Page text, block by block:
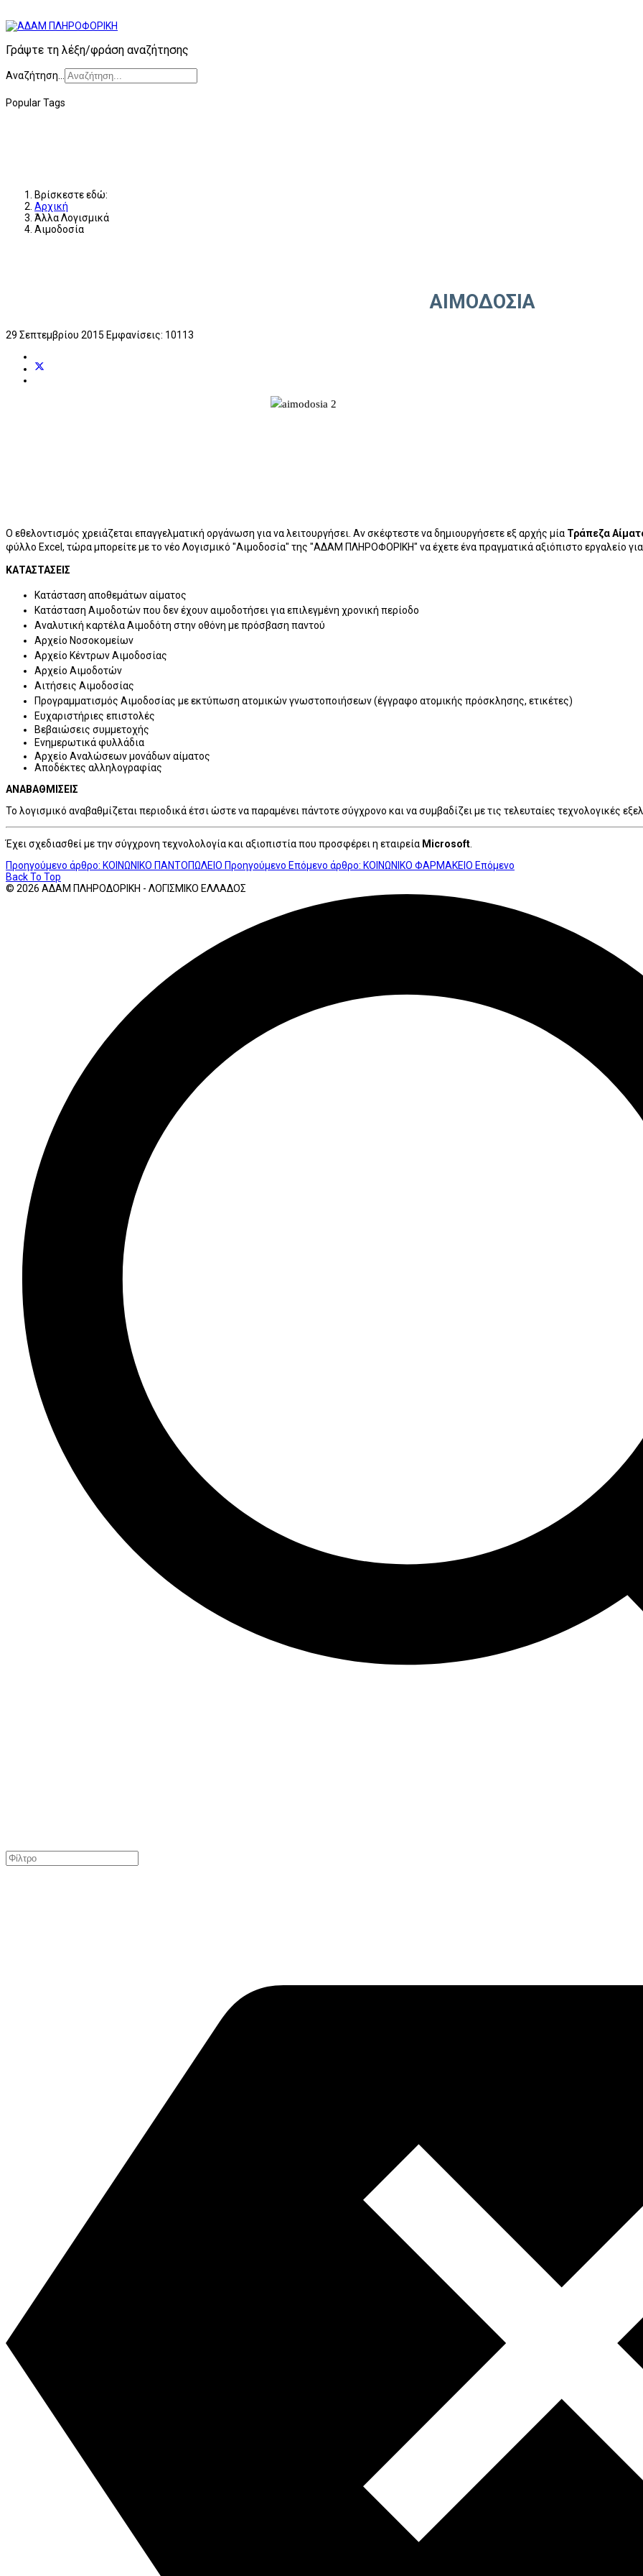
Γράψτε τη λέξη/φράση αναζήτησης
Αναζήτηση...
Popular Tags
Βρίσκεστε εδώ:
Αρχική
Άλλα Λογισμικά
Αιμοδοσία
ΑΙΜΟΔΟΣΙΑ
29 Σεπτεμβρίου 2015 Εμφανίσεις: 10113
Ο εθελοντισμός χρειάζεται επαγγελματική οργάνωση για να λειτουργήσει. Αν σκέφτεστε να δημιουργήσετε εξ αρχής μία Τράπεζα
φύλλο Excel, τώρα μπορείτε με το νέο Λογισμικό "Αιμοδοσία" της "ΑΔΑΜ ΠΛΗΡΟΦΟΡΙΚΗ" να έχετε ένα πραγματικά αξιόπιστο εργαλείο
ΚΑΤΑΣΤΑΣΕΙΣ
Κατάσταση αποθεμάτων αίματος
Κατάσταση Αιμοδοτών που δεν έχουν αιμοδοτήσει για επιλεγμένη χρονική περίοδο
Αναλυτική καρτέλα Αιμοδότη στην οθόνη με πρόσβαση παντού
Αρχείο Νοσοκομείων
Αρχείο Κέντρων Αιμοδοσίας
Αρχείο Αιμοδοτών
Αιτήσεις Αιμοδοσίας
Προγραμματισμός Αιμοδοσίας με εκτύπωση ατομικών γνωστοποιήσεων (έγγραφο ατομικής πρόσκλησης, ετικέτες)
Ευχαριστήριες επιστολές
Βεβαιώσεις συμμετοχής
Ενημερωτικά φυλλάδια
Αρχείο Αναλώσεων μονάδων αίματος
Αποδέκτες αλληλογραφίας
ΑΝΑΒΑΘΜΙΣΕΙΣ
Το λογισμικό αναβαθμίζεται περιοδικά έτσι ώστε να παραμένει πάντοτε σύγχρονο και να συμβαδίζει με τις τελευταίες τεχνολογικές
Έχει σχεδιασθεί με την σύγχρονη τεχνολολογία και αξιοπιστία που προσφέρει η εταιρεία Microsoft
Προηγούμενο άρθρο: ΚΟΙΝΩΝΙΚΟ ΠΑΝΤΟΠΩΛΕΙΟ Προηγούμενο Επόμενο άρθρο: ΚΟΙΝΩΝΙΚΟ ΦΑΡΜΑΚΕΙΟ Επόμενο
Back To Top
© 2026 ΑΔΑΜ ΠΛΗΡΟΔΟΡΙΚΗ - ΛΟΓΙΣΜΙΚΟ ΕΛΛΑΔΟΣ